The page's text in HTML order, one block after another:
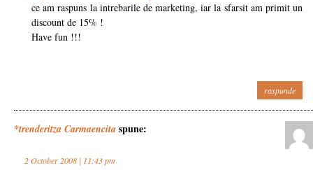
ce am raspuns la intrebarile de marketing, iar la sfarsit am primit un
discount de 15% !
Have fun !!!
raspunde
*trenderitza Carmaencita spune:
2 October 2008 | 11:43 pm